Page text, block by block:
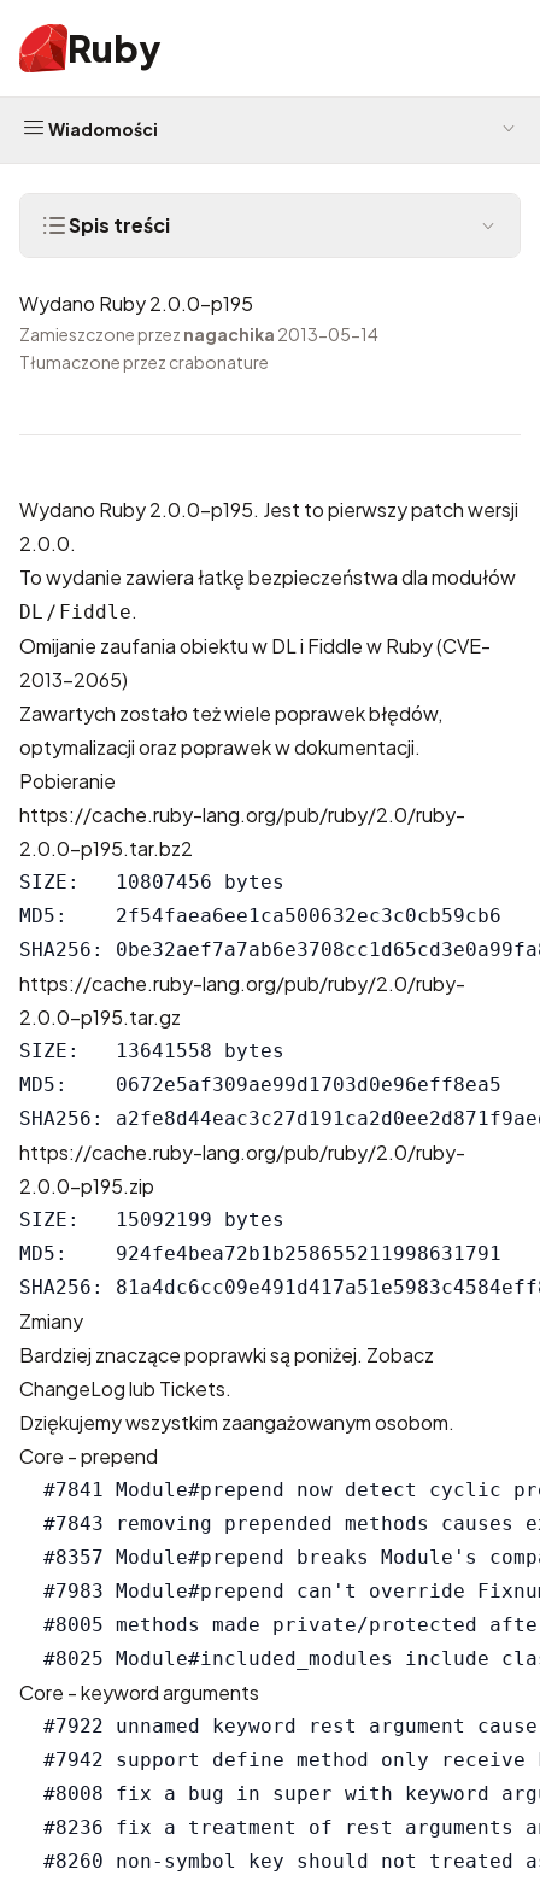
Ruby
Wiadomości
Spis treści
Wydano Ruby 2.0.0-p195
Zamieszczone przez nagachika 2013-05-14
Tłumaczone przez crabonature
Wydano Ruby 2.0.0-p195. Jest to pierwszy patch wersji
2.0.0.
To wydanie zawiera łatkę bezpieczeństwa dla modułów
DL / Fiddle.
Omijanie zaufania obiektu w DL i Fiddle w Ruby (CVE-
2013-2065)
Zawartych zostało też wiele poprawek błędów,
optymalizacji oraz poprawek w dokumentacji.
Pobieranie
https://cache.ruby-lang.org/pub/ruby/2.0/ruby-
2.0.0-p195.tar.bz2
SIZE:   10807456 bytes
MD5:    2f54faea6ee1ca500632ec3c0cb59cb6
https://cache.ruby-lang.org/pub/ruby/2.0/ruby-
2.0.0-p195.tar.gz
SIZE:   13641558 bytes
MD5:    0672e5af309ae99d1703d0e96eff8ea5
https://cache.ruby-lang.org/pub/ruby/2.0/ruby-
2.0.0-p195.zip
SIZE:   15092199 bytes
MD5:    924fe4bea72b1b258655211998631791
Zmiany
Bardziej znaczące poprawki są poniżej. Zobacz
ChangeLoglub Tickets.
Dziękujemy wszystkim zaangażowanym osobom.
Core - prepend
#7841 Module#prepend now detect cyclic
#7843 removing prepended methods causes
#8357 Module#prepend breaks Module's
#7983 Module#prepend can't override
#8005 methods made private/protected
Core - keyword arguments
#7922 unnamed keyword rest argument
#7942 support define method only receive
#8008 fix a bug in super with keyword
#8236 fix a treatment of rest arguments